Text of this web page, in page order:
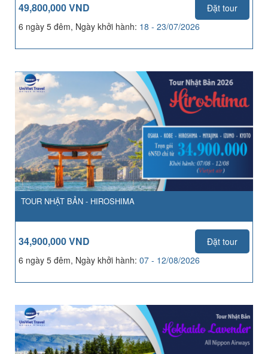
49,800,000 VND
Đặt tour
6 ngày 5 đêm, Ngày khởi hành: 18 - 23/07/2026
TOUR NHẬT BẢN - HIROSHIMA
34,900,000 VND
Đặt tour
6 ngày 5 đêm, Ngày khởi hành: 07 - 12/08/2026